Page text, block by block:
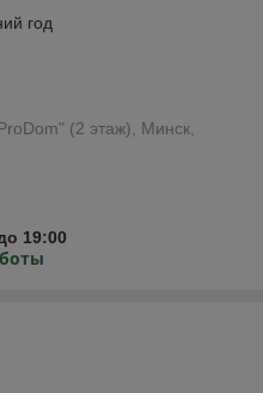
год
(2 этаж), Минск,
19:00